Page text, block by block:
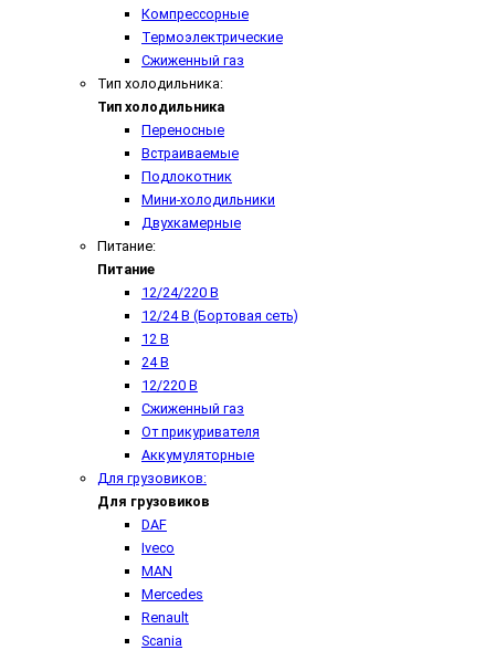
Компрессорные
Термоэлектрические
Сжиженный газ
Тип холодильника:
Тип холодильника
Переносные
Встраиваемые
Подлокотник
Мини-холодильники
Двухкамерные
Питание:
Питание
12/24/220 В
12/24 В (Бортовая сеть)
12 В
24 В
12/220 В
Сжиженный газ
От прикуривателя
Аккумуляторные
Для грузовиков:
Для грузовиков
DAF
Iveco
MAN
Mercedes
Renault
Scania